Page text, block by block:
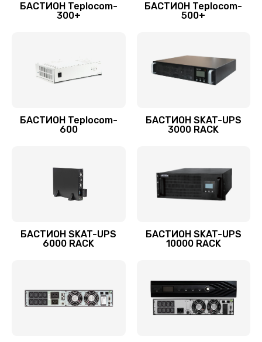
БАСТИОН Teplocom-
300+
БАСТИОН Teplocom-
500+
БАСТИОН Teplocom-
600
БАСТИОН SKAT-UPS
3000 RACK
БАСТИОН SKAT-UPS
6000 RACK
БАСТИОН SKAT-UPS
10000 RACK